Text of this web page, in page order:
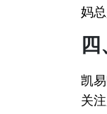
妈
凯
关